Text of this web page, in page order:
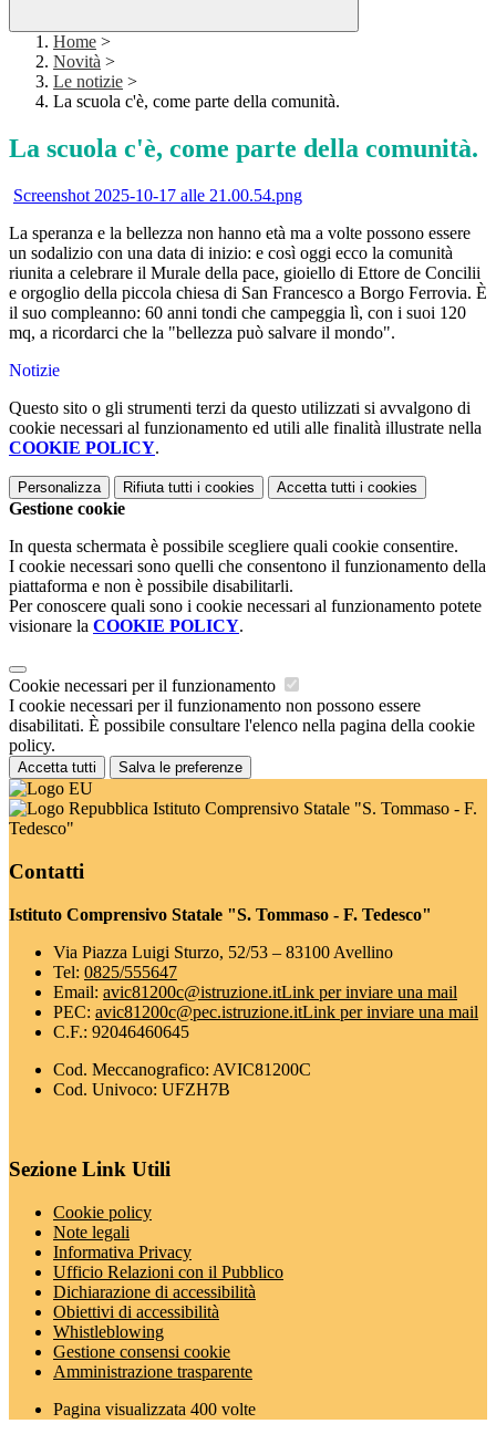
Home >
Novità >
Le notizie >
La scuola c'è, come parte della comunità.
La scuola c'è, come parte della comunità.
Screenshot 2025-10-17 alle 21.00.54.png
La speranza e la bellezza non hanno età ma a volte possono essere
un sodalizio con una data di inizio: e così oggi ecco la comunità
riunita a celebrare il Murale della pace, gioiello di Ettore de Concilii
e orgoglio della piccola chiesa di San Francesco a Borgo Ferrovia. È
il suo compleanno: 60 anni tondi che campeggia lì, con i suoi 120
mq, a ricordarci che la "bellezza può salvare il mondo".
Notizie
Questo sito o gli strumenti terzi da questo utilizzati si avvalgono di
cookie necessari al funzionamento ed utili alle finalità illustrate nella
COOKIE POLICY.
Personalizza Rifiuta tutti i cookies Accetta tutti i cookies
Gestione cookie
In questa schermata è possibile scegliere quali cookie consentire.
I cookie necessari sono quelli che consentono il funzionamento della
piattaforma e non è possibile disabilitarli.
Per conoscere quali sono i cookie necessari al funzionamento potete
visionare la COOKIE POLICY.
Cookie necessari per il funzionamento
I cookie necessari per il funzionamento non possono essere
disabilitati. È possibile consultare l'elenco nella pagina della cookie
policy.
Accetta tutti Salva le preferenze
Istituto Comprensivo Statale "S. Tommaso - F.
Tedesco"
Contatti
Istituto Comprensivo Statale "S. Tommaso - F. Tedesco"
Via Piazza Luigi Sturzo, 52/53 – 83100 Avellino
Tel: 0825/555647
Email: avic81200c@istruzione.itLink per inviare una mail
PEC: avic81200c@pec.istruzione.itLink per inviare una mail
C.F.: 92046460645
Cod. Meccanografico: AVIC81200C
Cod. Univoco: UFZH7B
Sezione Link Utili
Cookie policy
Note legali
Informativa Privacy
Ufficio Relazioni con il Pubblico
Dichiarazione di accessibilità
Obiettivi di accessibilità
Whistleblowing
Gestione consensi cookie
Amministrazione trasparente
Pagina visualizzata 400 volte